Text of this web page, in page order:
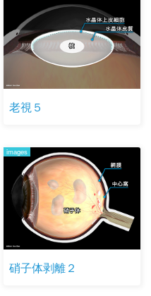
老視５
images
硝子体剥離２